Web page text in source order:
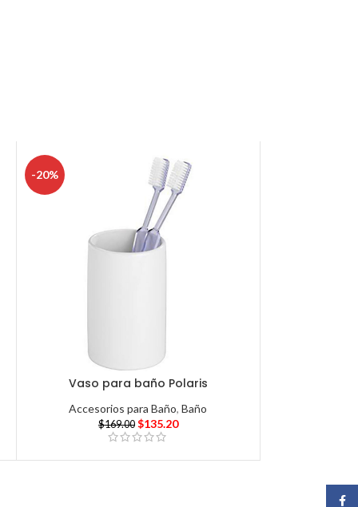
-20%
Vaso para baño Polaris
Accesorios para Baño,Baño
$169.00 $135.20